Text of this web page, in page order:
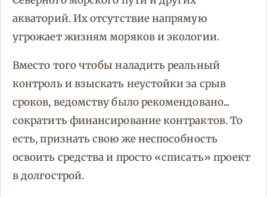
акваторий. Их отсутствие напрямую
угрожает жизням моряков и экологии.
Вместо того чтобы наладить реальный
контроль и взыскать неустойки за срыв
сроков, ведомству было рекомендовано...
сократить финансирование контрактов. То
есть, признать свою же неспособность
освоить средства и просто «списать» проект
в долгострой.